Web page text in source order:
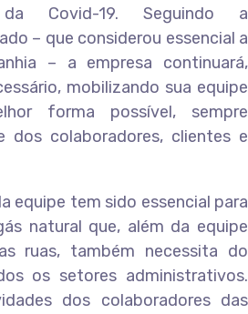
Covid-19. Seguindo a
– que considerou essencial a
– a empresa continuará,
mobilizando sua equipe
forma possível, sempre
dos colaboradores, clientes e
equipe tem sido essencial para
natural que, além da equipe
ruas, também necessita do
os setores administrativos.
dos colaboradores das